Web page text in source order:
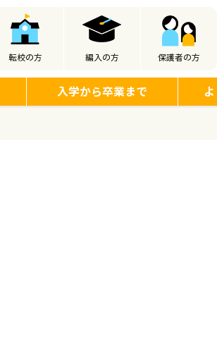
転校の方 編入の方 保護者の方
入学から卒業まで